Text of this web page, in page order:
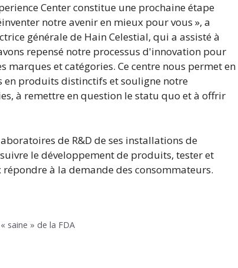
Center constitue une prochaine étape
notre avenir en mieux pour vous », a
générale de Hain Celestial, qui a assisté à
repensé notre processus d'innovation pour
et catégories. Ce centre nous permet en
en produits distinctifs et souligne notre
à remettre en question le statu quo et à offrir
de R&D de ses installations de
le développement de produits, tester et
à la demande des consommateurs.
saine » de la FDA